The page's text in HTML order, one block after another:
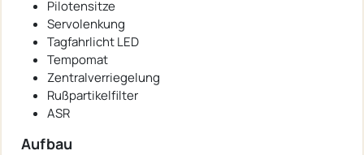
Pilotensitze
Servolenkung
Tagfahrlicht LED
Tempomat
Zentralverriegelung
Rußpartikelfilter
ASR
Aufbau